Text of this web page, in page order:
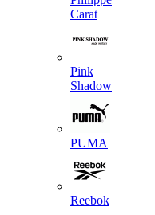
Carat
Pink
Shadow
PUMA
Reebok